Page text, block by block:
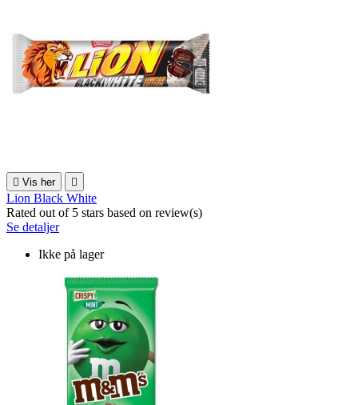
 Vis her 
Lion Black White
Rated out of 5 stars based on review(s)
Se detaljer
Ikke på lager